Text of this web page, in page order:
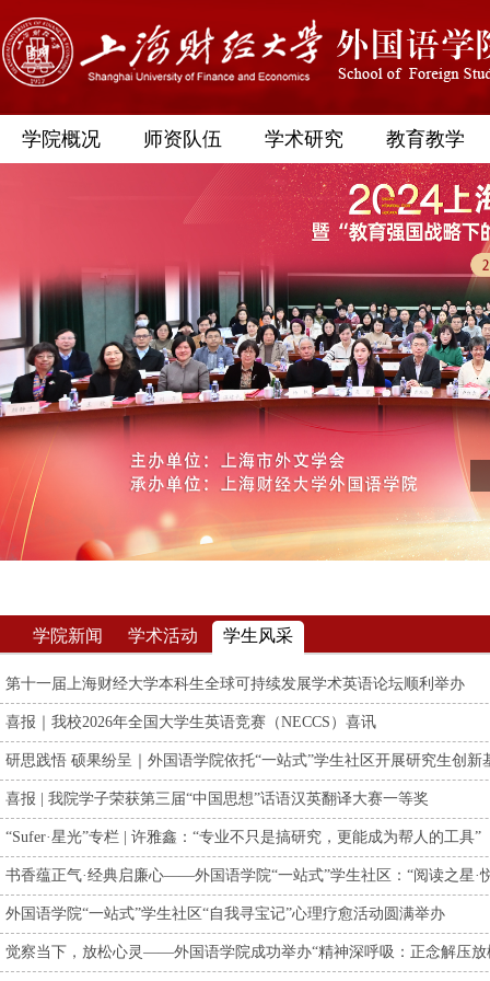
学院概况 师资队伍 学术研究 教育教学
学院新闻 学术活动 学生风采
第十一届上海财经大学本科生全球可持续发展学术英语论坛顺利举办
喜报｜我校2026年全国大学生英语竞赛（NECCS）喜讯
研思践悟 硕果纷呈｜外国语学院依托“一站式”学生社区开展研究生创新
喜报 | 我院学子荣获第三届“中国思想”话语汉英翻译大赛一等奖
“Sufer·星光”专栏 | 许雅鑫：“专业不只是搞研究，更能成为帮人的工具”
书香蕴正气·经典启廉心——外国语学院“一站式”学生社区：“阅读之星·
外国语学院“一站式”学生社区“自我寻宝记”心理疗愈活动圆满举办
觉察当下，放松心灵——外国语学院成功举办“精神深呼吸：正念解压放